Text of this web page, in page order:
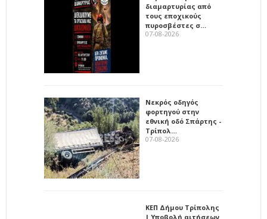
διαμαρτυρίας από
τους εποχικούς
πυροσβέστες σ…
07-08-2026
Νεκρός οδηγός
φορτηγού στην
εθνική οδό Σπάρτης -
Τρίπολ…
07-08-2026
ΚΕΠ Δήμου Τρίπολης
| Υποβολή αιτήσεων